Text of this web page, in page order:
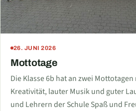
26. JUNI 2026
Mottotage
Die Klasse 6b hat an zwei
Kreativität, lauter Musik und guter
und Lehrern der Schule Spaß und